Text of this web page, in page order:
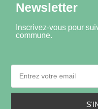
𝑆𝑢𝑟𝑓𝑎𝑐𝑒 : 𝑅𝑒́𝑠𝑖𝑛𝑒 (𝑒𝑛 𝑝𝑟𝑖𝑜𝑟𝑖𝑡𝑒́)
Newsletter
Inscrivez-vous pour
commune.